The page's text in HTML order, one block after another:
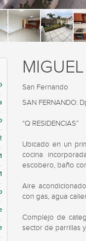
1
1
San Fernando
SAN FERNANDO:
“Q RESIDENCIAS”
Ubicado en un
cocina
escobero, baño
Aire
con gas, agua
Complejo de
sector de parrillas